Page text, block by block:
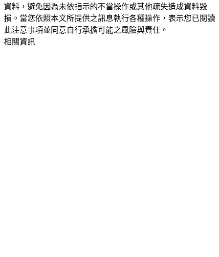
資料，避免因為未依指示的不當操作或其他疏失造成資料毀
損。當您依照本文所提供之訊息執行各種操作，表示您已閱讀
此注意事項並同意自行承擔可能之風險與責任。
相關資訊